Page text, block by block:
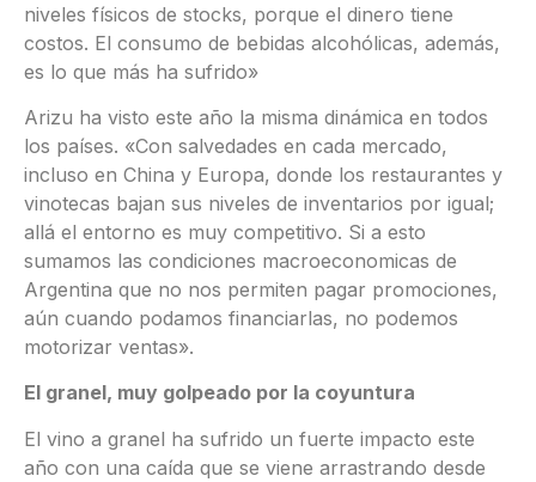
niveles físicos de stocks, porque el dinero tiene
costos. El consumo de bebidas alcohólicas, además,
es lo que más ha sufrido»
Arizu ha visto este año la misma dinámica en todos
los países. «Con salvedades en cada mercado,
incluso en China y Europa, donde los restaurantes y
vinotecas bajan sus niveles de inventarios por igual;
allá el entorno es muy competitivo. Si a esto
sumamos las condiciones macroeconomicas de
Argentina que no nos permiten pagar promociones,
aún cuando podamos financiarlas, no podemos
motorizar ventas».
El granel, muy golpeado por la coyuntura
El vino a granel ha sufrido un fuerte impacto este
año con una caída que se viene arrastrando desde